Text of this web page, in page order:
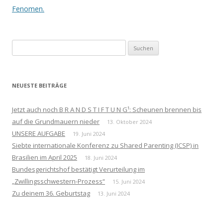
Fenomen.
nach:
NEUESTE BEITRÄGE
Jetzt auch noch B R A N D S T I F T U N G¹: Scheunen brennen bis
auf die Grundmauern nieder
13. Oktober 2024
UNSERE AUFGABE 19. Juni 2024
Siebte internationale Konferenz zu Shared Parenting (ICSP) in
Brasilien im April 2025
18. Juni 2024
Bundesgerichtshof bestätigt Verurteilung im
„Zwillingsschwestern-Prozess“
15. Juni 2024
Zu deinem 36. Geburtstag 13. Juni 2024